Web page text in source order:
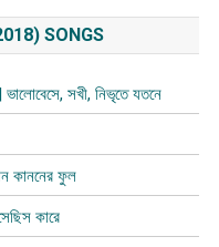
SONGS
সখী, নিভৃতে যতনে
কাননের ফুল
কারে